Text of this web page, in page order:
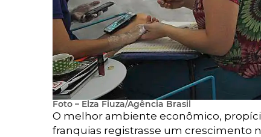
Foto – Elza Fiuza/Agência Brasil
O melhor ambiente econômico,
franquias registrasse um crescimento